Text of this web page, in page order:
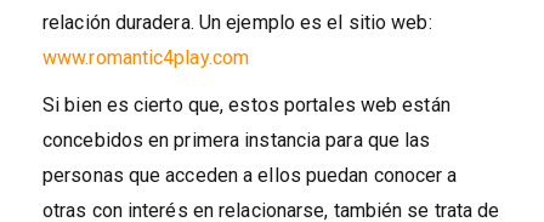
relación duradera. Un ejemplo es el sitio web:
www.romantic4play.com
Si bien es cierto que, estos portales web están
concebidos en primera instancia para que las
personas que acceden a ellos puedan conocer a
otras con interés en relacionarse, también se trata de